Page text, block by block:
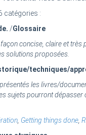
catégories :
/Glossaire
concise, claire et
solutions proposées.
techniques/
les livres/
sujets pourront
Getting things done